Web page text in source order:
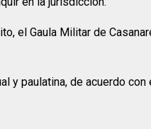
el Gaula Militar de
y paulatina, de acuerdo